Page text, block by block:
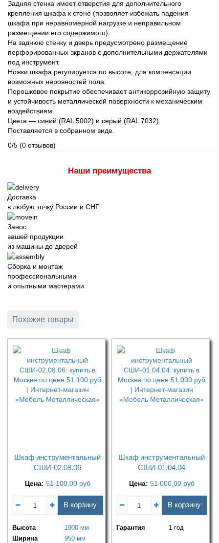
Задняя стенка имеет отверстия для дополнительного
крепления шкафа к стене (позволяет избежать падения
шкафа при неравномерной нагрузке и неправильном
размещении его содержимого).
На заднюю стенку и дверь предусмотрено размещение
перфорированных экранов с дополнительными держателями
под инструмент.
Ножки шкафа регулируется по высоте, для компенсации
возможных неровностей пола.
Порошковое покрытие обеспечивает антикоррозийную защиту
и устойчивость металлической поверхности к механическим
воздействиям.
Цвета — синий (RAL 5002) и серый (RAL 7032).
Поставляется в собранном виде.
0/5 (0 отзывов)
Наши преимущества
Доставка
в любую точку России и СНГ
Занос
вашей продукции
из машины до дверей
Сборка и монтаж
профессиональными
и опытными мастерами
Похожие товары
Шкаф инструментальный
СШИ-02.08.06
Цена: 51 100,00 руб
В корзину
Высота
1900 мм
Ширина
950 мм
Шкаф инструментальный
СШИ-01.04.04
Цена: 51 000,00 руб
В корзину
Гарантия 1 год